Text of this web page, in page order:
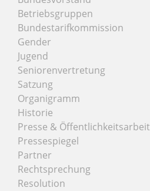
Betriebsgruppen
Bundestarifkommission
Gender
Jugend
Seniorenvertretung
Satzung
Organigramm
Historie
Presse & Öffentlichkeitsarbeit
Pressespiegel
Partner
Rechtsprechung
Resolution